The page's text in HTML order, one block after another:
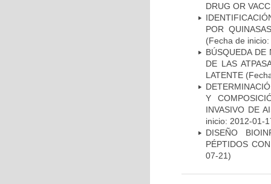
DRUG OR
POR
(Fecha de
BÚSQUEDA DE
DE LAS
LATENTE
Y
INVASIVO DE
inicio: 2012-01-
DISEÑO
PÉPTIDOS
07-21)